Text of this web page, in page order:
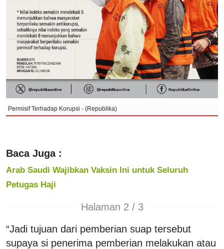
Permisif Terhadap Korupsi - (Republika)
Baca Juga :
Arab Saudi Wajibkan Vaksin Ini untuk Seluruh
Petugas Haji
Halaman 2 / 3
“Jadi tujuan dari pemberian suap tersebut
supaya si penerima pemberian melakukan atau